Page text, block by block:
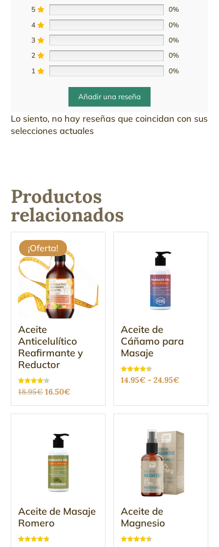
5
0%
4
0%
3
0%
2
0%
1
0%
Añadir una reseña
Lo siento, no hay reseñas que coincidan con sus
selecciones actuales
Productos
relacionados
¡Oferta!
Aceite
Anticelulítico
Reafirmante y
Reductor
Valorado
con
de 5
18.95€El
precio
original
18.95€.
16.50€
precio
actual
Aceite de
Cáñamo para
Masaje
Valorado
con
14.95€ - 24.95€
precios:
desde
14.95€
hasta
24.95€
Aceite de Masaje
Romero
Aceite de
Magnesio